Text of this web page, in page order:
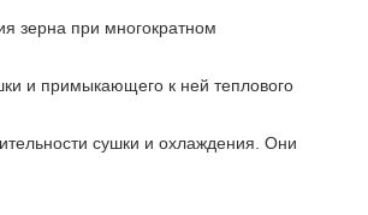
зерна при многократном
и примыкающего к ней теплового
сушки и охлаждения. Они